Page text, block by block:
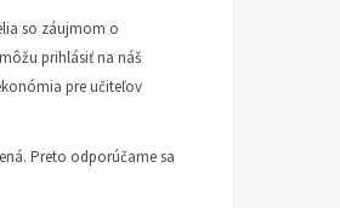
so záujmom o
prihlásiť na náš
pre učiteľov
Preto odporúčame sa